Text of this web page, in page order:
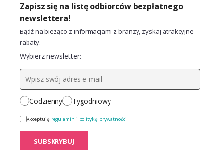
Zapisz się na listę odbiorców bezpłatnego
newslettera!
Bądź na bieżąco z informacjami z branży, zyskaj atrakcyjne
rabaty.
Wybierz newsletter:
Codzienny Tygodniowy
Akceptuję regulamin i politykę prywatności